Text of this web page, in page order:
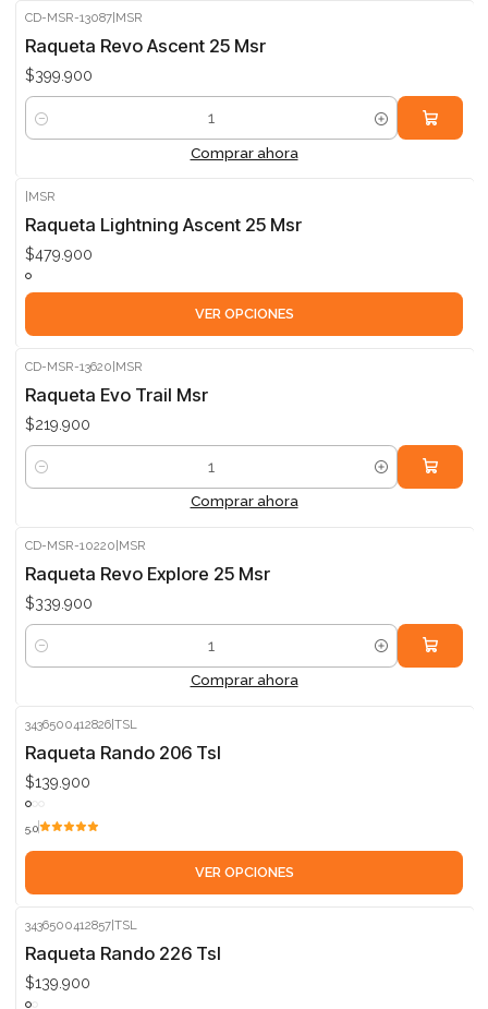
CD-MSR-13087 MSR
Raqueta Revo Ascent 25 Msr
$399.900
Cantidad
Comprar ahora
MSR
Raqueta Lightning Ascent 25 Msr
$479.900
VER OPCIONES
CD-MSR-13620 MSR
Raqueta Evo Trail Msr
$219.900
Cantidad
Comprar ahora
CD-MSR-10220 MSR
Raqueta Revo Explore 25 Msr
$339.900
Cantidad
Comprar ahora
3436500412826|TSL
Raqueta Rando 206 Tsl
$139.900
5.0
VER OPCIONES
3436500412857|TSL
Raqueta Rando 226 Tsl
$139.900